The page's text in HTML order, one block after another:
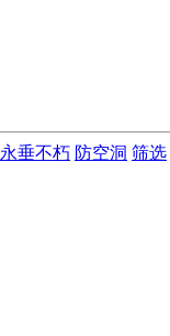
永垂不朽 防空洞 筛选